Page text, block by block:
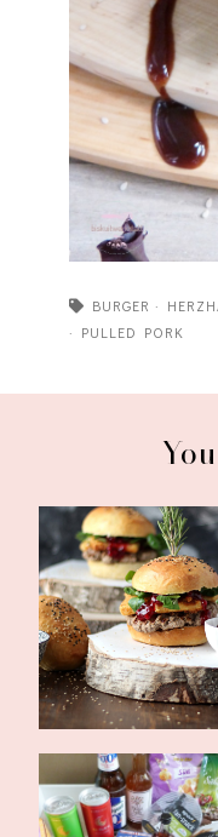
BURGER ·
· PULLED PORK
Burger mit
selbstgemachtem
B...